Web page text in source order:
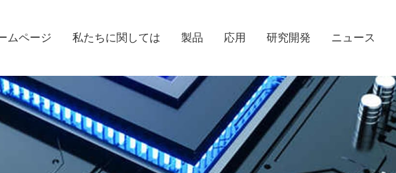
ムページ 私たちに関しては 製品 応用 研究開発 ニュース